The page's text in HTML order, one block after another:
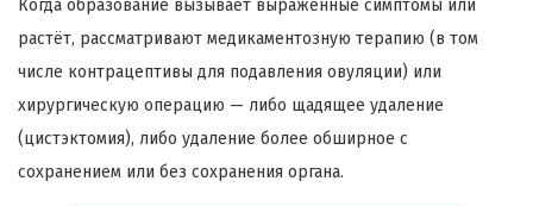
Когда образование вызывает выраженные симптомы или
растёт, рассматривают медикаментозную терапию (в том
числе контрацептивы для подавления овуляции) или
хирургическую операцию — либо щадящее удаление
(цистэктомия), либо удаление более обширное с
сохранением или без сохранения органа.